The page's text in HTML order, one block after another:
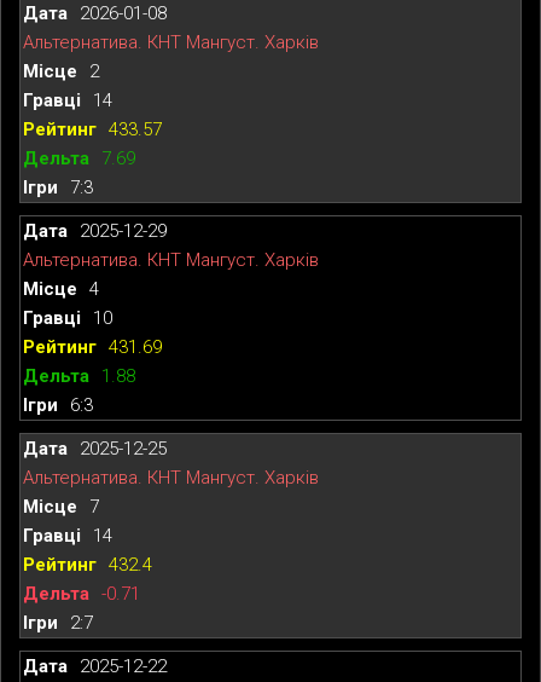
2026-01-08
Альтернатива. КНТ Мангуст. Харків
2
14
433.57
7.69
7:3
2025-12-29
Альтернатива. КНТ Мангуст. Харків
4
10
431.69
1.88
6:3
2025-12-25
Альтернатива. КНТ Мангуст. Харків
7
14
432.4
-0.71
2:7
2025-12-22